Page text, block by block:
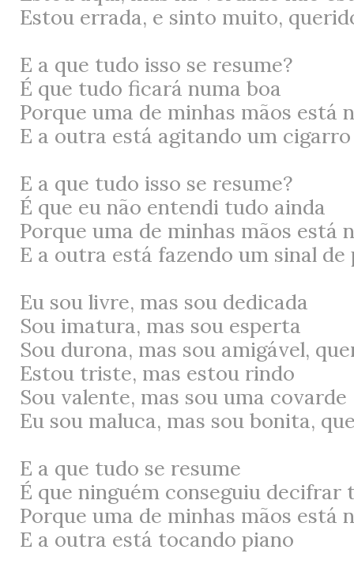
Estou errada, e sinto muito,
E a que tudo isso se resume?
É que tudo ficará numa boa
Porque uma de minhas mãos está
E a outra está agitando um cigarro
E a que tudo isso se resume?
É que eu não entendi tudo ainda
Porque uma de minhas mãos está
E a outra está fazendo um sinal de
Eu sou livre, mas sou dedicada
Sou imatura, mas sou esperta
Sou durona, mas sou amigável,
Estou triste, mas estou rindo
Sou valente, mas sou uma covarde
Eu sou maluca, mas sou bonita,
E a que tudo se resume
É que ninguém conseguiu decifrar
Porque uma de minhas mãos está
E a outra está tocando piano